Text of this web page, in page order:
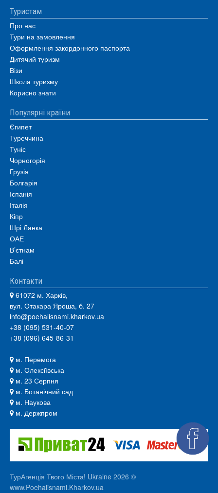
Туристам
Про нас
Тури на замовлення
Оформлення закордонного паспорта
Дитячий туризм
Візи
Школа туризму
Корисно знати
Популярні країни
Єгипет
Туреччина
Туніс
Чорногорія
Грузія
Болгарія
Іспанія
Італія
Кіпр
Шрі Ланка
ОАЕ
В’єтнам
Балі
Контакти
61072 м. Харків,
вул. Отакара Яроша, б. 27
info@poehalisnami.kharkov.ua
+38 (095) 531-40-07
+38 (096) 645-86-31
м. Перемога
м. Олексіївська
м. 23 Серпня
м. Ботанічний сад
м. Наукова
м. Держпром
ТурАгенція Твого Міста! Ukraine 2026 ©
www.Poehalisnami.Kharkov.ua